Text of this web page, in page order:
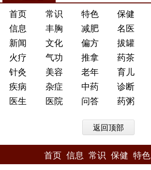
首页 常识 特色 保健
信息
丰胸 减肥 名医
新闻
文化 偏方 拔罐
火疗
气功 推拿 药茶
针灸
美容 老年 育儿
疾病
杂症 中药 诊断
医生
医院 问答 药粥
返回顶部
首页 信息 常识 保健 特色